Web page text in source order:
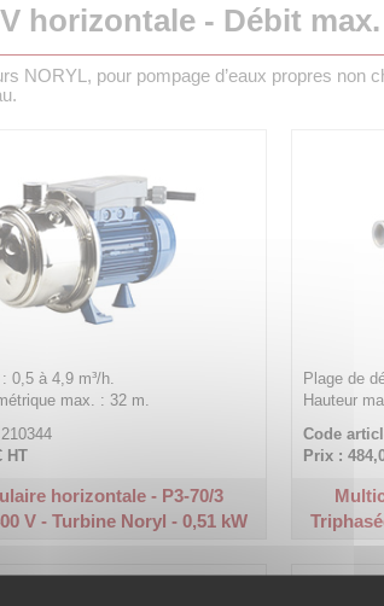
horizontale - Débit max.
NORYL, pour pompage d’eaux propres non
0,5 à 4,9 m³/h.
max. : 32 m.
210344
HT
horizontale - P3-70/3
V - Turbine Noryl - 0,51 kW
Plage de
Hauteur
Code
Prix :